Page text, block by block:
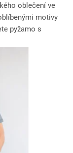
oblečení ve
motivy
pyžamo s